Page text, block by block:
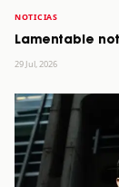
NOTICIAS
Lamentable
29 Jul, 2026